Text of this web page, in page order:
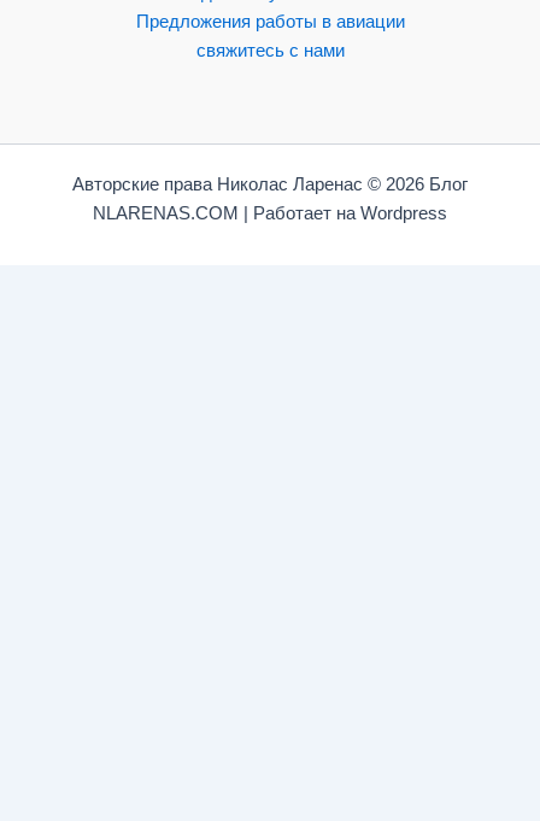
Предложения работы в авиации
свяжитесь с нами
Авторские права Николас Ларенас © 2026 Блог
NLARENAS.COM | Работает на Wordpress